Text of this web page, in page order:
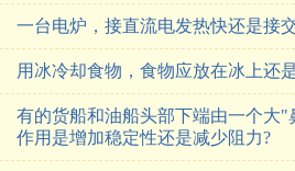
一台电炉，接直流电发热快还是接
用冰冷却食物，食物应放在冰上还
有的货船和油船头部下端由一个大
作用是增加稳定性还是减少阻力?